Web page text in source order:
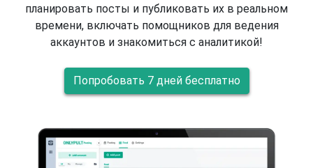
планировать посты и публиковать их в реальном
времени, включать помощников для ведения
аккаунтов и знакомиться с аналитикой!
Попробовать 7 дней бесплатно